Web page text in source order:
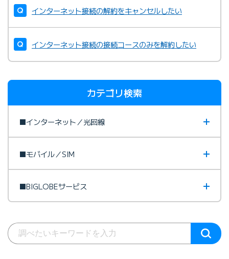
インターネット接続の解約をキャンセルしたい
インターネット接続の接続コースのみを解約したい
カテゴリ検索
■インターネット／光回線
■モバイル／SIM
■BIGLOBEサービス